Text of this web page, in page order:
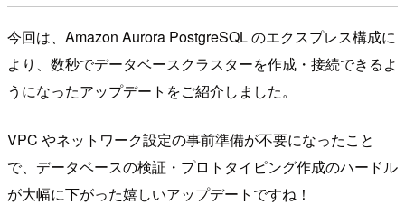
今回は、Amazon Aurora PostgreSQL のエクスプレス構成に
より、数秒でデータベースクラスターを作成・接続できるよ
うになったアップデートをご紹介しました。
VPC やネットワーク設定の事前準備が不要になったこと
で、データベースの検証・プロトタイピング作成のハードル
が大幅に下がった嬉しいアップデートですね！